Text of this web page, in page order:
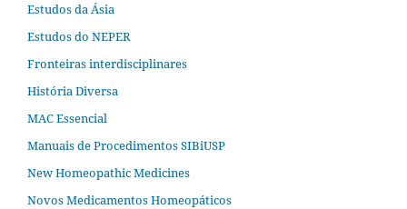
Estudos da Ásia​
Estudos do NEPER
Fronteiras interdisciplinares
História Diversa
MAC Essencial
Manuais de Procedimentos SIBiUSP
New Homeopathic Medicines
Novos Medicamentos Homeopáticos